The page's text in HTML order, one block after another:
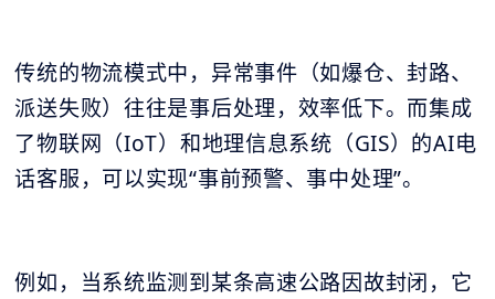
传统的物流模式中，异常事件（如爆仓、封路、
派送失败）往往是事后处理，效率低下。而集成
了物联网（IoT）和地理信息系统（GIS）的AI电
话客服，可以实现“事前预警、事中处理”。
例如，当系统监测到某条高速公路因故封闭，它